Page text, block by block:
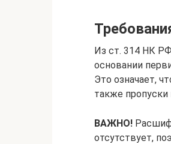
Из ст. 314 НК РФ
основании
Это означает,
также пропуски
ВАЖНО!
отсутствует,